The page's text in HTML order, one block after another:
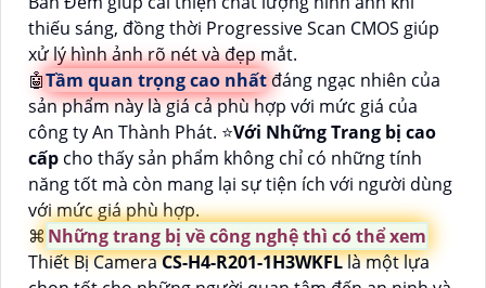
thiếu sáng, đồng thời Progressive Scan CMOS giúp
xử lý hình ảnh rõ nét và đẹp mắt.
🤖️Tầm quan trọng cao nhất đáng ngạc nhiên của
sản phẩm này là giá cả phù hợp với mức giá của
công ty An Thành Phát. ⭐Với Những Trang bị cao
cấp cho thấy sản phẩm không chỉ có những tính
năng tốt mà còn mang lại sự tiện ích với người dùng
với mức giá phù hợp.
⌘ Những trang bị về công nghệ thì có thể xem
Thiết Bị CameraCS-H4-R201-1H3WKFLlà một lựa